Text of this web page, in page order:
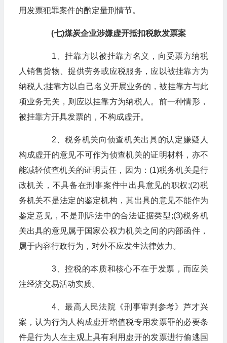
用发票犯罪案件的酌定量刑情节。
(七)煤炭企业涉嫌虚开抵扣税款发票案
1、挂靠方以被挂靠方名义，向受票方纳税
人销售货物、提供劳务或应税服务，应以被挂靠方为
纳税人;挂靠方以自己名义开展业务的，被挂靠方与此
项业务无关，则应以挂靠方为纳税人。前一种情形，
被挂靠方开具发票的，不构成虚开。
2、税务机关向侦查机关出具的认定嫌疑人
构成虚开的意见不可作为侦查机关的证明材料，亦不
能减轻侦查机关的证明责任，因为：(1)税务机关是行
政机关，不具备在刑事案件中出具意见的职权;(2)税
务机关不是法定的鉴定机构，其出具的意见不能作为
鉴定意见，不是刑诉法中的合法证据类型;(3)税务机
关出具的意见属于国家公权力机关之间的内部函件，
属于内容行政行为，对外不应发生法律效力。
3、控税的本质和核心不在于发票，而应关
注经济交易活动实质。
4、最高人民法院《刑事审判参考》芦才兴
案，认为行为人构成虚开增值税专用发票罪的必要条
件是行为人在主观上具有利用虚开的发票进行偷逃国